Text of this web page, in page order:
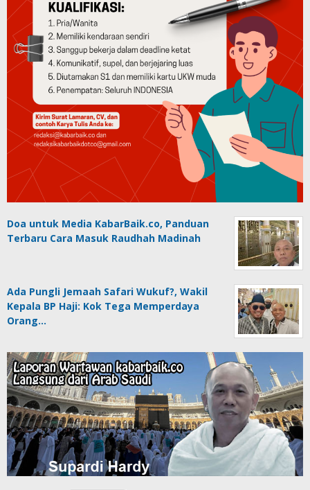
Doa untuk Media KabarBaik.co, Panduan
Terbaru Cara Masuk Raudhah Madinah
Ada Pungli Jemaah Safari Wukuf?, Wakil
Kepala BP Haji: Kok Tega Memperdaya
Orang…